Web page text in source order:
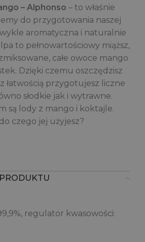
– Alphonso – to właśnie
do przygotowania naszej
aromatyczna i naturalnie
to pełnowartościowy miąższ,
całe owoce mango
Dzięki czemu oszczędzisz
łatwością przygotujesz liczne
słodkie jak i wytrawne.
są lody z mango i koktajle.
czego jej użyjesz?
regulator kwasowości: